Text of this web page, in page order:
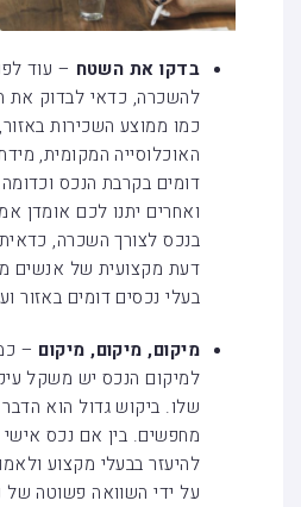
בדקו את השטח – עוד
להשכרה, כדאי לבדוק את
כמו ממוצע השכירות
האוכלוסייה המקומית,
דומים בקרבת הנכס
ואחרים יתנו לכם אומדן
בנכס לצורך השכרה,
דעת מקצועית של אנשים
בעלי נכסים דומים באזור
מיקום, מיקום, מיקום –
למיקום הנכס יש משקל
שלו. ביקוש גדול הוא
מחפשים. בין אם נכס אישי
להיעזר בבעלי מקצוע
על ידי השוואה פשוטה של